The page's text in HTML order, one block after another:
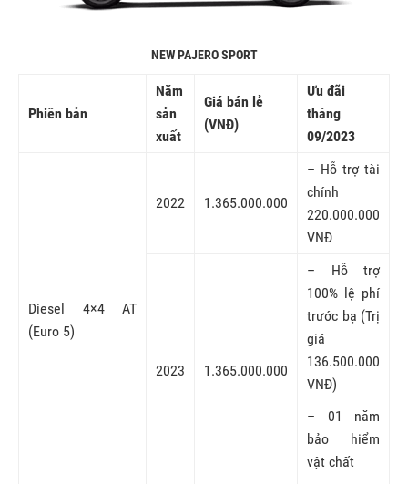
NEW PAJERO SPORT
Phiên bản
Năm
sản
xuất
Giá bán lẻ
(VNĐ)
Ưu đãi
tháng
09/2023
Diesel 4×4 AT
(Euro 5)
2022 1.365.000.000
– Hỗ trợ tài
chính
220.000.000
VNĐ
2023 1.365.000.000
– Hỗ trợ
100% lệ phí
trước bạ (Trị
giá
136.500.000
VNĐ)
– 01 năm
bảo hiểm
vật chất